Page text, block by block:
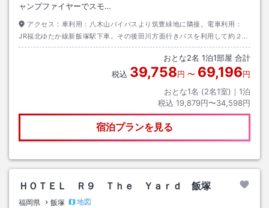
ャンプファイヤーでスモ…
アクセス： 車利用：八木山バイパスより筑豊緑地に隣接。電車利用：
JR福北ゆたか線新飯塚駅下車。その後田川方面行きバスを利用して約２０
分。筑豊遊園下車。徒歩で約８分。
おとな2名 1泊1部屋 合計
税込 39,758円 〜 69,196円
おとな1名 (2名1室)｜ 1泊
税込 19,879円〜34,598円
宿泊プランを見る
ＨＯＴＥＬ Ｒ９ Ｔｈｅ Ｙａｒｄ 飯塚
福岡県 飯塚
地図